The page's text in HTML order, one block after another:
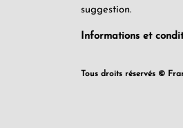
suggestion.
Informations et
Tous droits réservés ©